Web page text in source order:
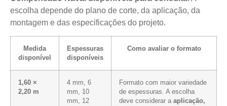
escolha depende do plano de corte, da aplicação, da
montagem e das especificações do projeto.
Medida
disponível
Espessuras
disponíveis
Como avaliar o formato
1,60 ×
2,20 m
4 mm, 6
mm, 10
mm, 12
Formato com maior variedade
de espessuras. A escolha
deve considerar a aplicação,